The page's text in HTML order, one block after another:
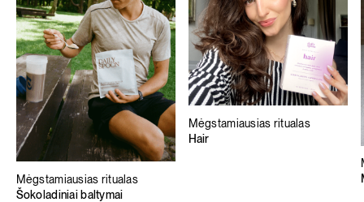
Mėgstamiausias ritualas
Šokoladiniai baltymai
Mėgstamiausias ritualas
Hair